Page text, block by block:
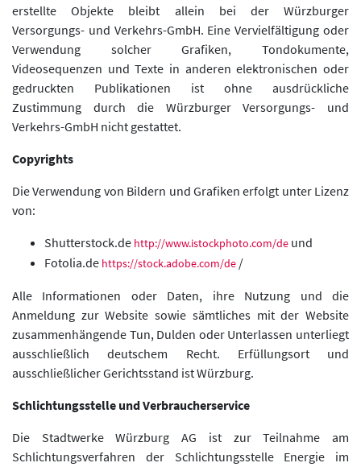
erstellte Objekte bleibt allein bei der Würzburger
Versorgungs- und Verkehrs-GmbH. Eine Vervielfältigung oder
Verwendung solcher Grafiken, Tondokumente,
Videosequenzen und Texte in anderen elektronischen oder
gedruckten Publikationen ist ohne ausdrückliche
Zustimmung durch die Würzburger Versorgungs- und
Verkehrs-GmbH nicht gestattet.
Copyrights
Die Verwendung von Bildern und Grafiken erfolgt unter Lizenz
von:
Shutterstock.de http://www.istockphoto.com/de und
Fotolia.de https://stock.adobe.com/de /
Alle Informationen oder Daten, ihre Nutzung und die
Anmeldung zur Website sowie sämtliches mit der Website
zusammenhängende Tun, Dulden oder Unterlassen unterliegt
ausschließlich deutschem Recht. Erfüllungsort und
ausschließlicher Gerichtsstand ist Würzburg.
Schlichtungsstelle und Verbraucherservice
Die Stadtwerke Würzburg AG ist zur Teilnahme am
Schlichtungsverfahren der Schlichtungsstelle Energie im